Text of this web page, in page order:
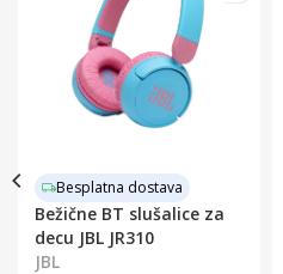
Besplatna dostava
Bežične BT slušalice za
decu JBL JR310
JBL